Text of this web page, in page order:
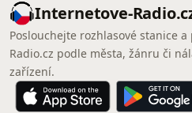
Internetove-
Poslouchejte rozhlasové stanice
Radio.cz podle města, žánru či
zařízení.